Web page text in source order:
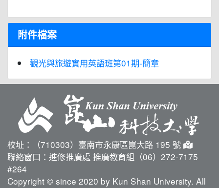
附件檔案
觀光與旅遊實用英語班第01期-簡章
校址：（710303）臺南市永康區崑大路 195 號
聯絡窗口：進修推廣處 推廣教育組（06）272-7175
#264
Copyright © since 2020 by Kun Shan University. All